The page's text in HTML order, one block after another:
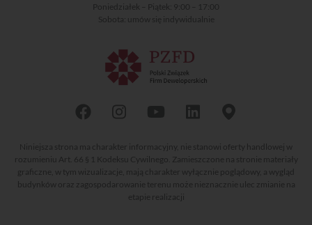
Poniedziałek – Piątek: 9:00 – 17:00
Sobota: umów się indywidualnie
Niniejsza strona ma charakter informacyjny, nie stanowi oferty handlowej w
rozumieniu Art. 66 § 1 Kodeksu Cywilnego. Zamieszczone na stronie materiały
graficzne, w tym wizualizacje, mają charakter wyłącznie poglądowy, a wygląd
budynków oraz zagospodarowanie terenu może nieznacznie ulec zmianie na
etapie realizacji